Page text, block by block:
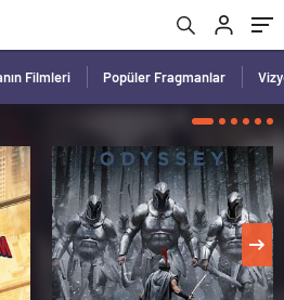
Filmleri Popüler Fragmanlar